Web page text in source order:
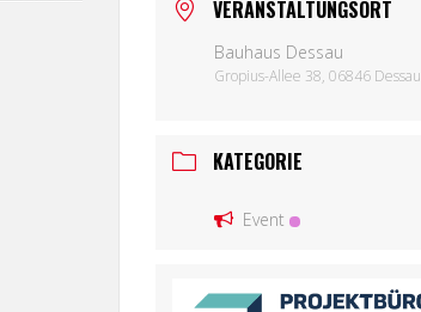
VERANSTALTUNGSORT
Bauhaus Dessau
Gropius-Allee 38, 06846 Dessau
KATEGORIE
Event